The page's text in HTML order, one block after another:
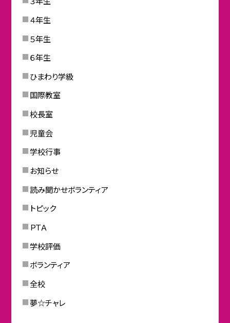
４年生
５年生
６年生
ひまわり学級
国際教室
校長室
児童会
学校行事
お知らせ
読み聞かせボランティア
トピック
ＰＴＡ
学校評価
ボランティア
全校
夢☆チャレ